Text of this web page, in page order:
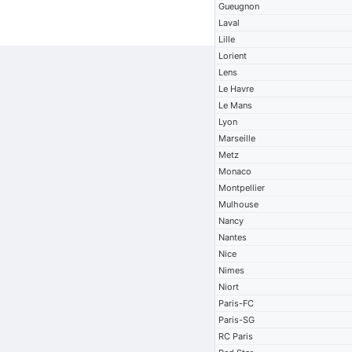
Gueugnon
Laval
Lille
Lorient
Lens
Le Havre
Le Mans
Lyon
Marseille
Metz
Monaco
Montpellier
Mulhouse
Nancy
Nantes
Nice
Nimes
Niort
Paris-FC
Paris-SG
RC Paris